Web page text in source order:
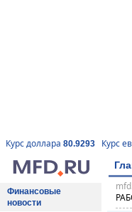
Курс доллара 80.9293 Курс
Финансовые
новости